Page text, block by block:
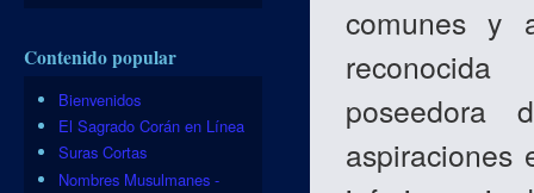
comunes y
poseedora
aspiraciones
Contenido popular
Bienvenidos
El Sagrado Corán en Línea
Suras Cortas
Nombres Musulmanes -